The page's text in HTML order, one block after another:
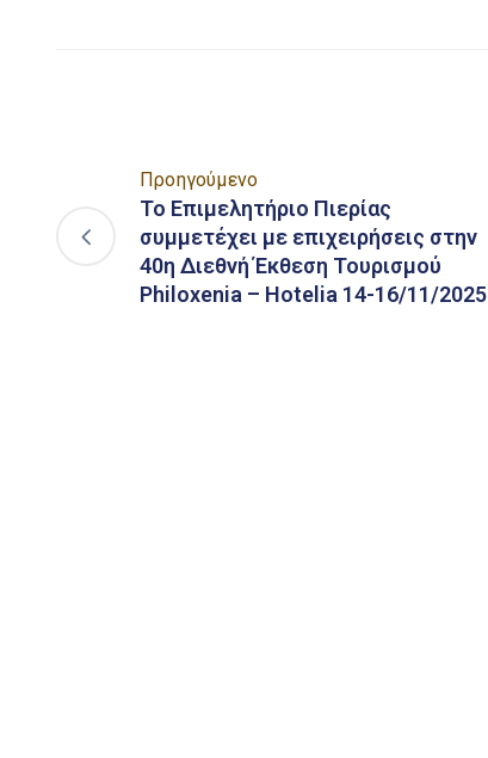
Προηγούμενο
Το Επιμελητήριο Πιερίας
συμμετέχει με επιχειρήσεις στην
40η Διεθνή Έκθεση Τουρισμού
Philoxenia – Hotelia 14-16/11/2025